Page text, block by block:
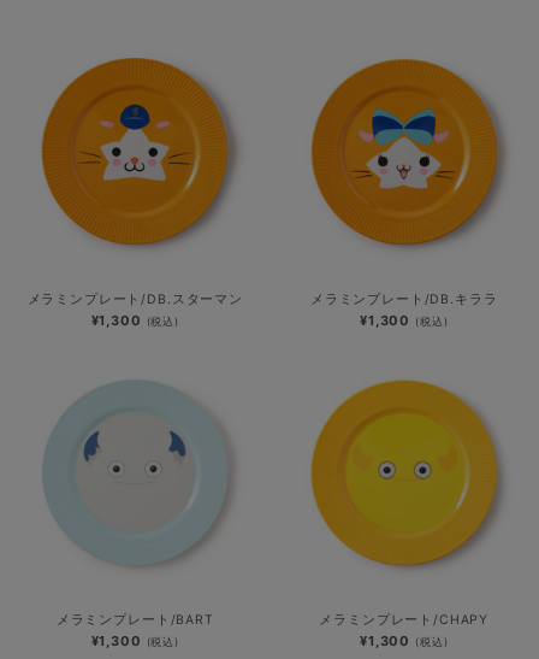
メラミンプレート/DB.スターマン
¥1,300 (税込)
メラミンプレート/DB.キララ
¥1,300 (税込)
メラミンプレート/BART
¥1,300 (税込)
メラミンプレート/CHAPY
¥1,300 (税込)